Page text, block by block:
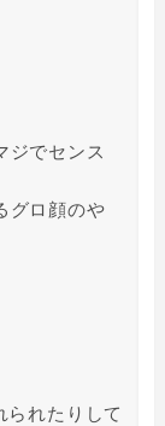
ジでセンス
グロ顔のや
られたりして